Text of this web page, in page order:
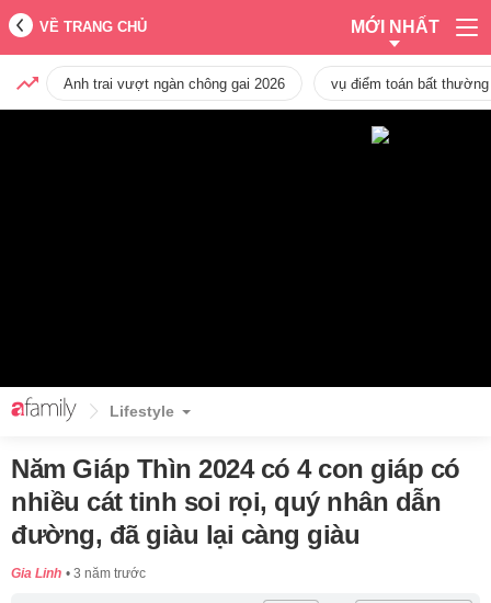
VỀ TRANG CHỦ MỚI NHẤT
Anh trai vượt ngàn chông gai 2026 vụ điểm toán bất
Lifestyle
Năm Giáp Thìn 2024 có 4 con giáp có
nhiều cát tinh soi rọi, quý nhân dẫn
đường, đã giàu lại càng giàu
Gia Linh 3 năm trước